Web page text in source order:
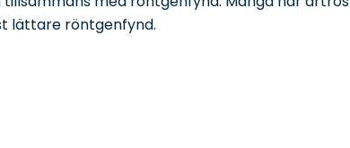
lättare röntgenfynd.